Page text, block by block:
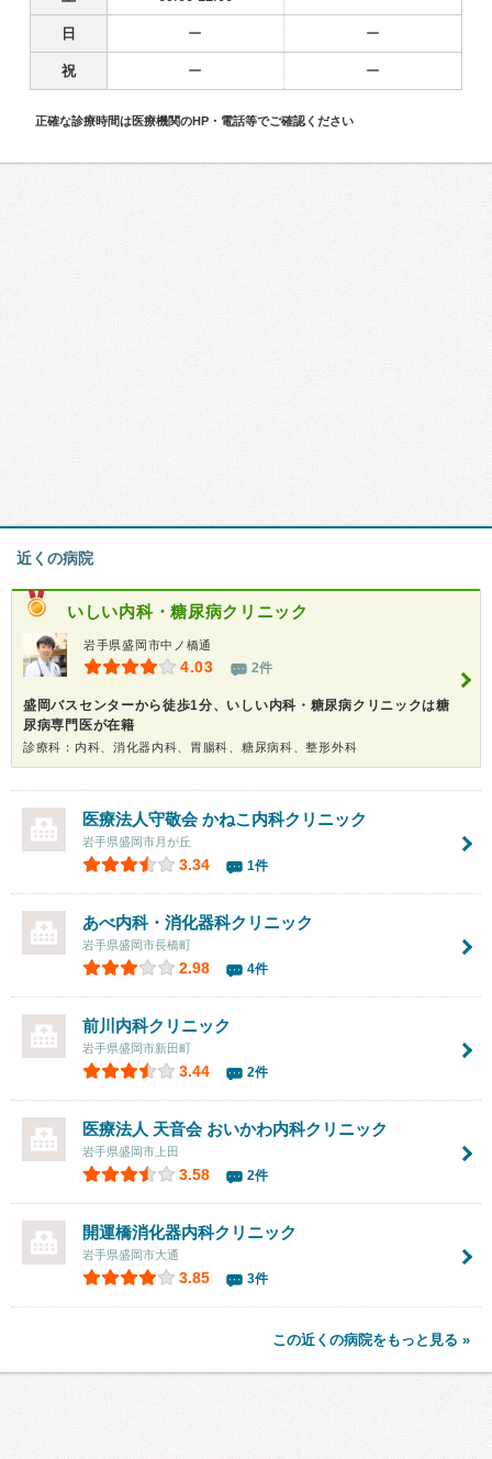
日 ー ー
祝 ー ー
正確な診療時間は医療機関のHP・電話等でご確認ください
近くの病院
いしい内科・糖尿病クリニック
岩手県盛岡市中ノ橋通
4.03 2件
盛岡バスセンターから徒歩1分、いしい内科・糖尿病クリニックは糖
尿病専門医が在籍
診療科：内科、消化器内科、胃腸科、糖尿病科、整形外科
医療法人守敬会 かねこ内科クリニック
岩手県盛岡市月が丘
3.34 1件
あべ内科・消化器科クリニック
岩手県盛岡市長橋町
2.98 4件
前川内科クリニック
岩手県盛岡市新田町
3.44 2件
医療法人 天音会 おいかわ内科クリニック
岩手県盛岡市上田
3.58 2件
開運橋消化器内科クリニック
岩手県盛岡市大通
3.85 3件
この近くの病院をもっと見る »